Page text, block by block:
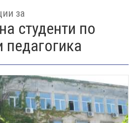
за
студенти по